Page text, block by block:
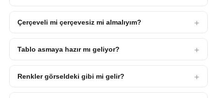
Çerçeveli mi çerçevesiz mi almalıyım?
Tablo asmaya hazır mı geliyor?
Renkler görseldeki gibi mi gelir?